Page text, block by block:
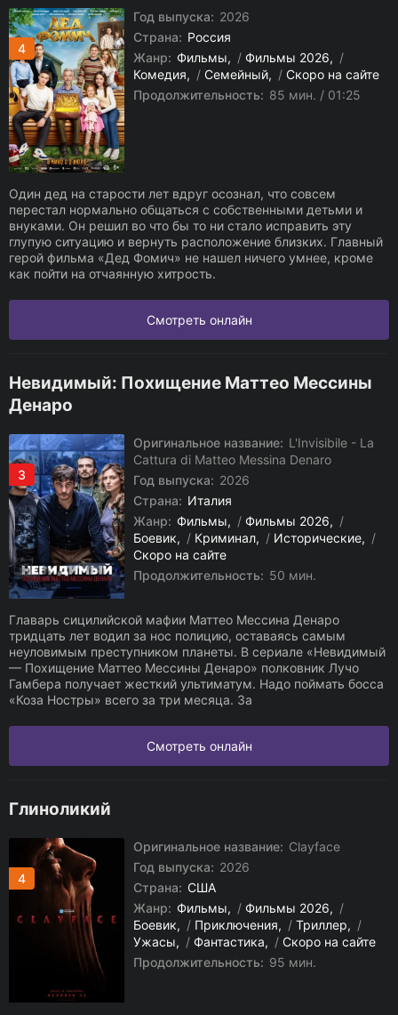
4
Год выпуска: 2026
Страна: Россия
Жанр: Фильмы / Фильмы 2026
/
Комедия
/ Семейный / Скоро на сайте
Продолжительность: 85 мин. / 01:25
Один дед на старости лет вдруг осознал, что совсем
перестал нормально общаться с собственными детьми и
внуками. Он решил во что бы то ни стало исправить эту
глупую ситуацию и вернуть расположение близких. Главный
герой фильма «Дед Фомич» не нашел ничего умнее, кроме
как пойти на отчаянную хитрость.
Смотреть онлайн
Невидимый: Похищение Маттео Мессины
Денаро
3
Оригинальное название: L'Invisibile - La
Cattura di Matteo Messina Denaro
Год выпуска: 2026
Страна: Италия
Жанр: Фильмы / Фильмы 2026
/
Боевик
/ Криминал / Исторические
/
Скоро на сайте
Продолжительность: 50 мин.
Главарь сицилийской мафии Маттео Мессина Денаро
тридцать лет водил за нос полицию, оставаясь самым
неуловимым преступником планеты. В сериале «Невидимый
— Похищение Маттео Мессины Денаро» полковник Лучо
Гамбера получает жесткий ультиматум. Надо поймать босса
«Коза Ностры» всего за три месяца. За
Смотреть онлайн
Глиноликий
4
Оригинальное название: Clayface
Год выпуска: 2026
Страна: США
Жанр: Фильмы / Фильмы 2026
/
Боевик
/ Приключения / Триллер
/
Ужасы
/ Фантастика / Скоро на сайте
Продолжительность: 95 мин.